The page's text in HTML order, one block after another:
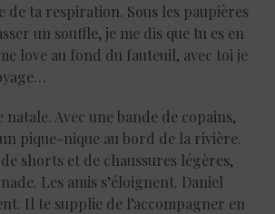
de ta respiration. Sous les paupières
un souffle, je me dis que tu es en
love au fond du fauteuil, avec toi je
natale. Avec une bande de copains,
pique-nique au bord de la rivière.
shorts et de chaussures légères,
Les amis s’éloignent. Daniel
Il te supplie de l’accompagner en